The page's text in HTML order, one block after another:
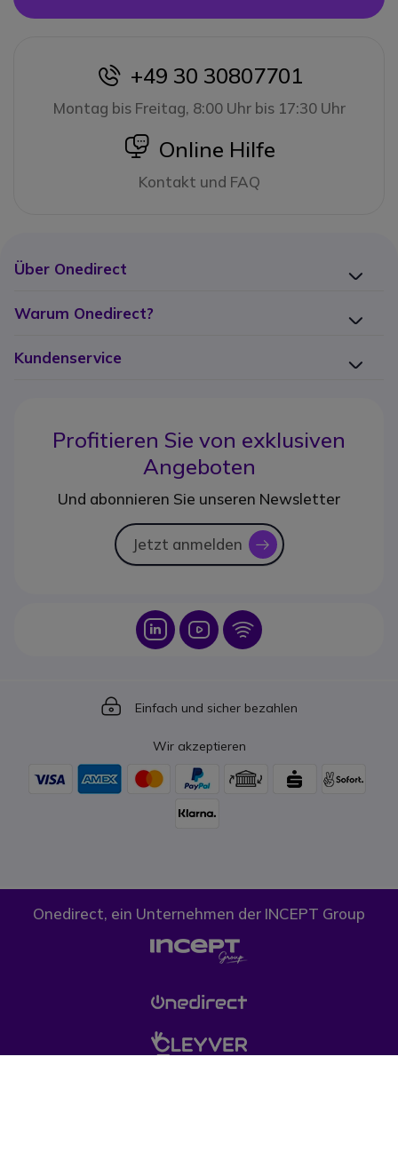
icon
+49 30 30807701
Montag bis Freitag, 8:00 Uhr bis 17:30 Uhr
icon
Online Hilfe
Kontakt und FAQ
Über Onedirect
Warum Onedirect?
Kundenservice
Profitieren Sie von exklusiven
Angeboten
Und abonnieren Sie unseren Newsletter
Jetzt anmelden icon
Icon Icon Icon
Icon
Einfach und sicher bezahlen
Wir akzeptieren
Onedirect, ein Unternehmen der INCEPT Group